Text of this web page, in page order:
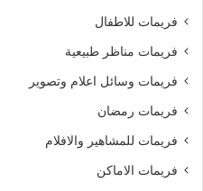
فريمات للاطفال
فريمات مناظر طبيعية
فريمات وسائل اعلام وتصوير
فريمات رمضان
فريمات للمشاهير والافلام
فريمات الاماكن